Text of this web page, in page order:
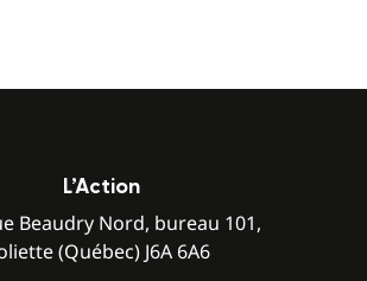
L’Action
Beaudry Nord, bureau 101,
(Québec) J6A 6A6